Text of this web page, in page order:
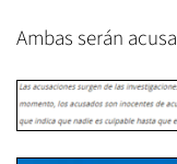
Ambas serán